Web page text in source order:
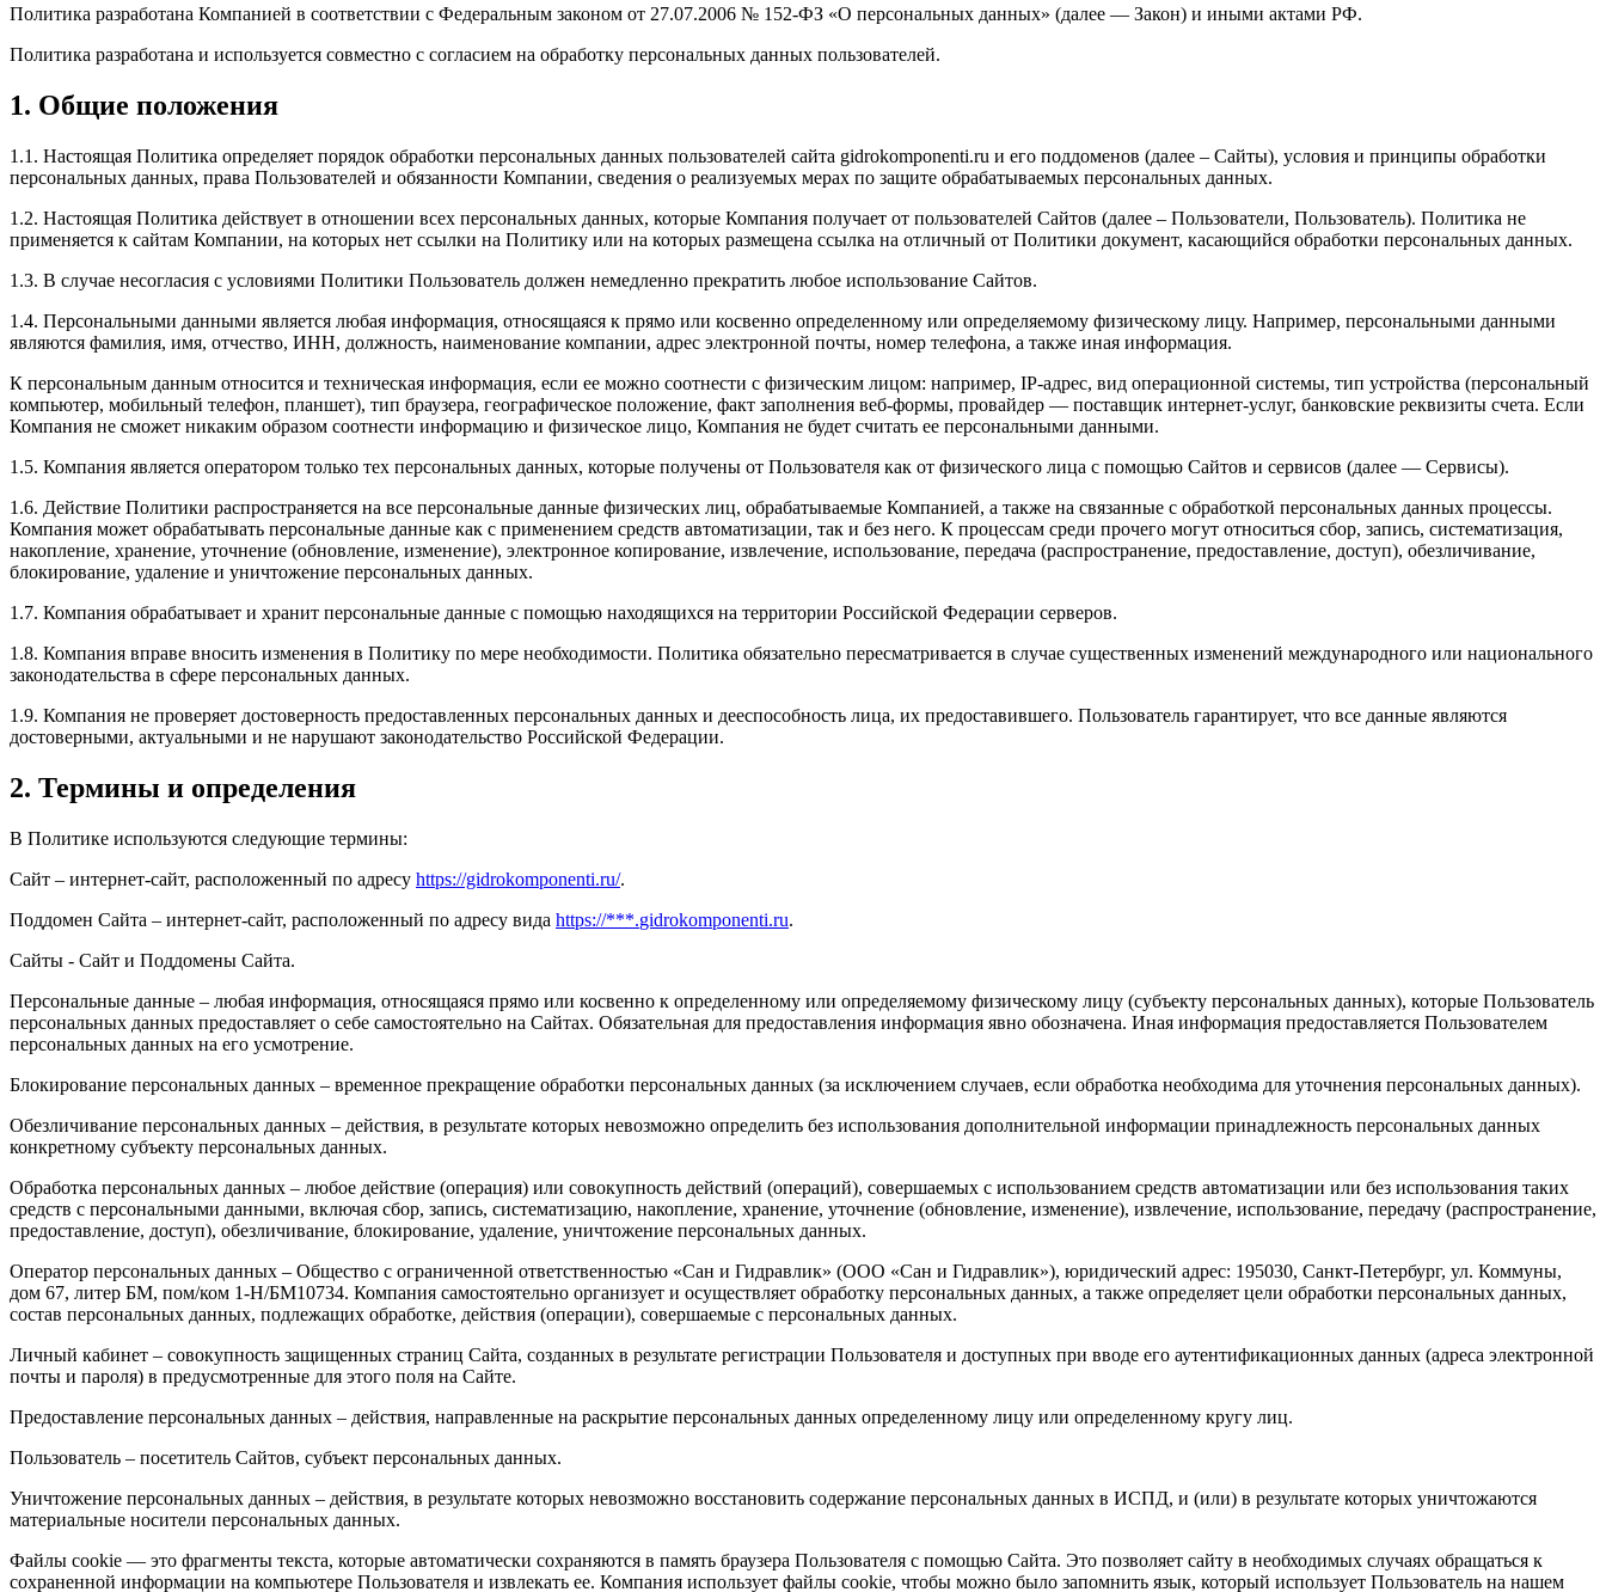
Политика разработана Компанией в соответствии с Федеральным законом от 27.07.2006 № 152-ФЗ «О персональных данных» (далее — Закон) и иными актами РФ.
Политика разработана и используется совместно с согласием на обработку персональных данных пользователей.
1. Общие положения
1.1. Настоящая Политика определяет порядок обработки персональных данных пользователей сайта gidrokomponenti.ru и его поддоменов (далее – Сайты), условия и принципы обработки
персональных данных, права Пользователей и обязанности Компании, сведения о реализуемых мерах по защите обрабатываемых персональных данных.
1.2. Настоящая Политика действует в отношении всех персональных данных, которые Компания получает от пользователей Сайтов (далее – Пользователи, Пользователь). Политика не
применяется к сайтам Компании, на которых нет ссылки на Политику или на которых размещена ссылка на отличный от Политики документ, касающийся обработки персональных данных.
1.3. В случае несогласия с условиями Политики Пользователь должен немедленно прекратить любое использование Сайтов.
1.4. Персональными данными является любая информация, относящаяся к прямо или косвенно определенному или определяемому физическому лицу. Например, персональными данными
являются фамилия, имя, отчество, ИНН, должность, наименование компании, адрес электронной почты, номер телефона, а также иная информация.
К персональным данным относится и техническая информация, если ее можно соотнести с физическим лицом: например, IP-адрес, вид операционной системы, тип устройства (персональный
компьютер, мобильный телефон, планшет), тип браузера, географическое положение, факт заполнения веб-формы, провайдер — поставщик интернет-услуг, банковские реквизиты счета. Если
Компания не сможет никаким образом соотнести информацию и физическое лицо, Компания не будет считать ее персональными данными.
1.5. Компания является оператором только тех персональных данных, которые получены от Пользователя как от физического лица с помощью Сайтов и сервисов (далее — Сервисы).
1.6. Действие Политики распространяется на все персональные данные физических лиц, обрабатываемые Компанией, а также на связанные с обработкой персональных данных процессы.
Компания может обрабатывать персональные данные как с применением средств автоматизации, так и без него. К процессам среди прочего могут относиться сбор, запись, систематизация,
накопление, хранение, уточнение (обновление, изменение), электронное копирование, извлечение, использование, передача (распространение, предоставление, доступ), обезличивание,
блокирование, удаление и уничтожение персональных данных.
1.7. Компания обрабатывает и хранит персональные данные с помощью находящихся на территории Российской Федерации серверов.
1.8. Компания вправе вносить изменения в Политику по мере необходимости. Политика обязательно пересматривается в случае существенных изменений международного или национального
законодательства в сфере персональных данных.
1.9. Компания не проверяет достоверность предоставленных персональных данных и дееспособность лица, их предоставившего. Пользователь гарантирует, что все данные являются
достоверными, актуальными и не нарушают законодательство Российской Федерации.
2. Термины и определения
В Политике используются следующие термины:
Сайт – интернет-сайт, расположенный по адресу https://gidrokomponenti.ru/.
Поддомен Сайта – интернет-сайт, расположенный по адресу вида https://***.gidrokomponenti.ru.
Сайты - Сайт и Поддомены Сайта.
Персональные данные – любая информация, относящаяся прямо или косвенно к определенному или определяемому физическому лицу (субъекту персональных данных), которые Пользователь
персональных данных предоставляет о себе самостоятельно на Сайтах. Обязательная для предоставления информация явно обозначена. Иная информация предоставляется Пользователем
персональных данных на его усмотрение.
Блокирование персональных данных – временное прекращение обработки персональных данных (за исключением случаев, если обработка необходима для уточнения персональных данных).
Обезличивание персональных данных – действия, в результате которых невозможно определить без использования дополнительной информации принадлежность персональных данных
конкретному субъекту персональных данных.
Обработка персональных данных – любое действие (операция) или совокупность действий (операций), совершаемых с использованием средств автоматизации или без использования таких
средств с персональными данными, включая сбор, запись, систематизацию, накопление, хранение, уточнение (обновление, изменение), извлечение, использование, передачу (распространение,
предоставление, доступ), обезличивание, блокирование, удаление, уничтожение персональных данных.
Оператор персональных данных – Общество с ограниченной ответственностью «Сан и Гидравлик» (ООО «Сан и Гидравлик»), юридический адрес: 195030, Санкт-Петербург, ул. Коммуны,
дом 67, литер БМ, пом/ком 1-Н/БМ10734. Компания самостоятельно организует и осуществляет обработку персональных данных, а также определяет цели обработки персональных данных,
состав персональных данных, подлежащих обработке, действия (операции), совершаемые с персональных данных.
Личный кабинет – совокупность защищенных страниц Сайта, созданных в результате регистрации Пользователя и доступных при вводе его аутентификационных данных (адреса электронной
почты и пароля) в предусмотренные для этого поля на Сайте.
Предоставление персональных данных – действия, направленные на раскрытие персональных данных определенному лицу или определенному кругу лиц.
Пользователь – посетитель Сайтов, субъект персональных данных.
Уничтожение персональных данных – действия, в результате которых невозможно восстановить содержание персональных данных в ИСПД, и (или) в результате которых уничтожаются
материальные носители персональных данных.
Файлы cookie — это фрагменты текста, которые автоматически сохраняются в память браузера Пользователя с помощью Сайта. Это позволяет сайту в необходимых случаях обращаться к
сохраненной информации на компьютере Пользователя и извлекать ее. Компания использует файлы cookie, чтобы можно было запомнить язык, который использует Пользователь на нашем